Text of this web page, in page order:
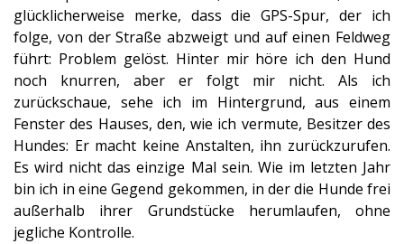
glücklicherweise merke, dass die GPS-Spur, der ich
folge, von der Straße abzweigt und auf einen Feldweg
führt: Problem gelöst. Hinter mir höre ich den Hund
noch knurren, aber er folgt mir nicht. Als ich
zurückschaue, sehe ich im Hintergrund, aus einem
Fenster des Hauses, den, wie ich vermute, Besitzer des
Hundes: Er macht keine Anstalten, ihn zurückzurufen.
Es wird nicht das einzige Mal sein. Wie im letzten Jahr
bin ich in eine Gegend gekommen, in der die Hunde frei
außerhalb ihrer Grundstücke herumlaufen, ohne
jegliche Kontrolle.